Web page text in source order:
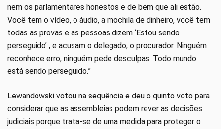
nem os parlamentares honestos e de bem que ali estão.
Você tem o vídeo, o áudio, a mochila de dinheiro, você tem
todas as provas e as pessoas dizem ‘Estou sendo
perseguido’ , e acusam o delegado, o procurador. Ninguém
reconhece erro, ninguém pede desculpas. Todo mundo
está sendo perseguido.”
Lewandowski votou na sequência e deu o quinto voto para
considerar que as assembleias podem rever as decisões
judiciais porque trata-se de uma medida para proteger o